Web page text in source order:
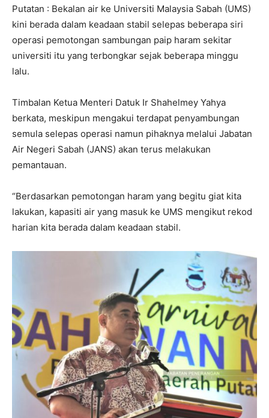
Putatan : Bekalan air ke Universiti Malaysia Sabah (UMS)
kini berada dalam keadaan stabil selepas beberapa siri
operasi pemotongan sambungan paip haram sekitar
universiti itu yang terbongkar sejak beberapa minggu
lalu.
Timbalan Ketua Menteri Datuk Ir Shahelmey Yahya
berkata, meskipun mengakui terdapat penyambungan
semula selepas operasi namun pihaknya melalui Jabatan
Air Negeri Sabah (JANS) akan terus melakukan
pemantauan.
“Berdasarkan pemotongan haram yang begitu giat kita
lakukan, kapasiti air yang masuk ke UMS mengikut rekod
harian kita berada dalam keadaan stabil.